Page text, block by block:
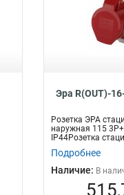
Эра R(OUT)-
Розетка ЭРА
наружная 115
IP44Розетка
наружная 3Р+РЕ+...
Подробнее
Наличие: В